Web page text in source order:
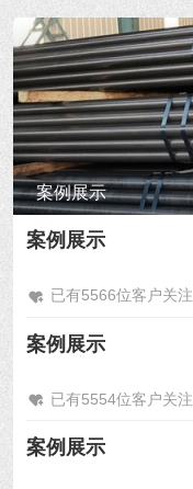
案例展示
案例展示
已有5566位客户关注
案例展示
已有5554位客户关注
案例展示